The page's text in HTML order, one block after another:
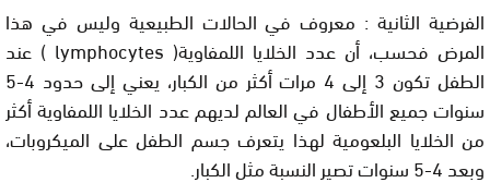
الفرضية الثانية : معروف في الحالات الطبيعية وليس في هذا
المرض فحسب، أن عدد الخلايا اللمفاوية( lymphocytes ) عند
الطفل تكون 3 إلى 4 مرات أكثر من الكبار، يعني إلى حدود 4-5
سنوات جميع الأطفال في العالم لديهم عدد الخلايا اللمفاوية أكثر
من الخلايا البلعومية لهذا يتعرف جسم الطفل على الميكروبات،
وبعد 4-5 سنوات تصير النسبة مثل الكبار.